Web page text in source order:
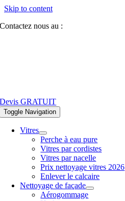
Skip to content
Contactez nous au :
Devis GRATUIT
Toggle Navigation
Vitres
Perche à eau pure
Vitres par cordistes
Vitres par nacelle
Prix nettoyage vitres 2026
Enlever le calcaire
Nettoyage de façade
Aérogommage